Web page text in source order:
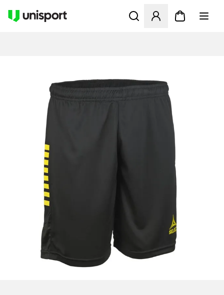
Åbner en Modal til at